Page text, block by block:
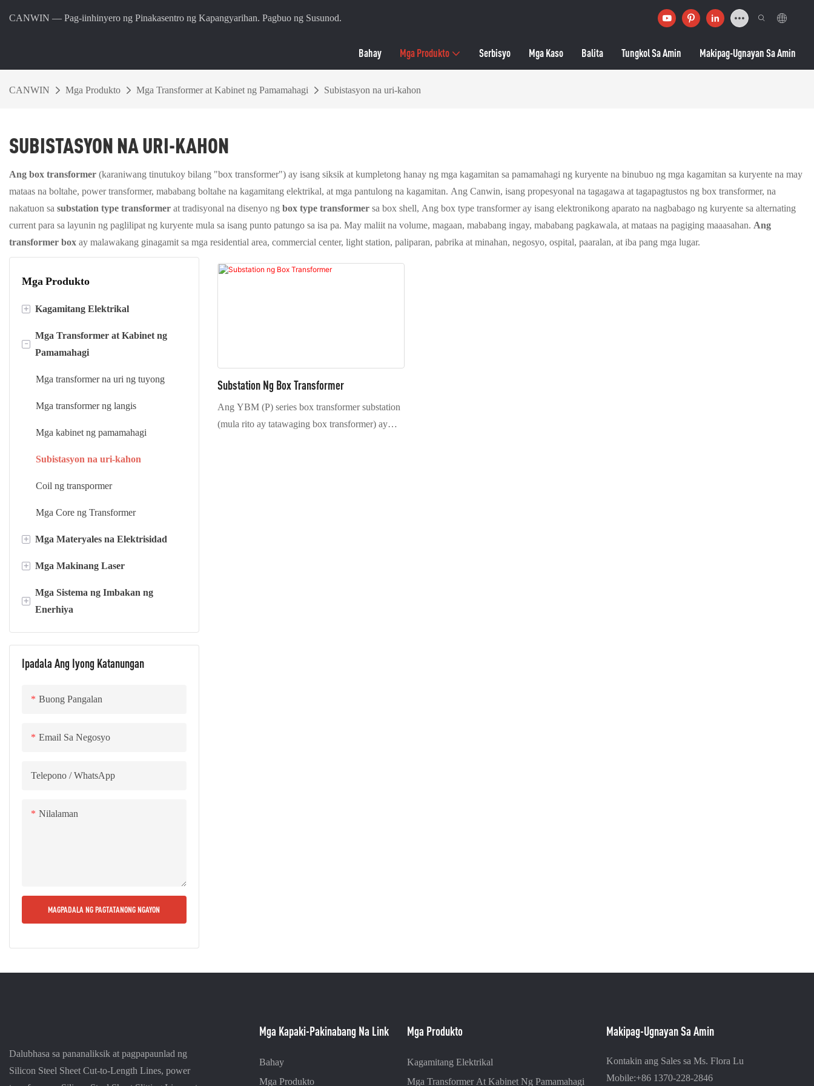
CANWIN — Pag-iinhinyero ng Pinakasentro ng Kapangyarihan. Pagbuo ng Susunod.
Bahay Mga Produkto Serbisyo Mga Kaso Balita Tungkol Sa Amin Makipag-Ugnayan Sa Amin
CANWIN Mga Produkto Mga Transformer at Kabinet ng Pamamahagi Subistasyon na uri-kahon
SUBISTASYON NA URI-KAHON
Ang box transformer (karaniwang tinutukoy bilang "box transformer") ay isang siksik at kumpletong hanay ng mga kagamitan sa pamamahagi ng kuryente na binubuo ng mga kagamitan sa kuryente na may
mataas na boltahe, power transformer, mababang boltahe na kagamitang elektrikal, at mga pantulong na kagamitan. Ang Canwin, isang propesyonal na tagagawa at tagapagtustos ng box transformer, na
nakatuon sa substation type transformer at tradisyonal na disenyo ng box type transformer sa box shell, Ang box type transformer ay isang elektronikong aparato na nagbabago ng kuryente sa alternating
current para sa layunin ng paglilipat ng kuryente mula sa isang punto patungo sa isa pa. May maliit na volume, magaan, mababang ingay, mababang pagkawala, at mataas na pagiging maaasahan. Ang
transformer box ay malawakang ginagamit sa mga residential area, commercial center, light station, paliparan, pabrika at minahan, negosyo, ospital, paaralan, at iba pang mga lugar.
Mga Produkto
+ Kagamitang Elektrikal
Gupitin ayon sa haba ng mga linya
-
Mga Transformer at Kabinet ng
Pamamahagi
Mga transformer na uri ng tuyong
Mga transformer ng langis
Mga kabinet ng pamamahagi
Subistasyon na uri-kahon
Coil ng transpormer
Mga Core ng Transformer
+ Mga Materyales na Elektrisidad
Bakal na silikon
Dagta ng epoksi
+ Mga Makinang Laser
Mga makinang panghinang gamit
ang laser
Mga makinang pangputol ng laser
+
Mga Sistema ng Imbakan ng
Enerhiya
Sistema ng Imbakan ng Enerhiya na
Ipadala Ang Iyong Katanungan
Buong Pangalan
Email Sa Negosyo
Telepono / WhatsApp
Nilalaman
MAGPADALA NG PAGTATANONG NGAYON
Substation Ng Box Transformer
Ang YBM (P) series box transformer substation
(mula rito ay tatawaging box transformer) ay
Dalubhasa sa pananaliksik at pagpapaunlad ng
Silicon Steel Sheet Cut-to-Length Lines, power
Mga Kapaki-Pakinabang Na Link
Bahay
Mga Produkto
Mga Produkto
Kagamitang Elektrikal
Mga Transformer At Kabinet Ng Pamamahagi
Makipag-Ugnayan Sa Amin
Kontakin ang Sales sa Ms. Flora Lu
Mobile:+86 1370-228-2846